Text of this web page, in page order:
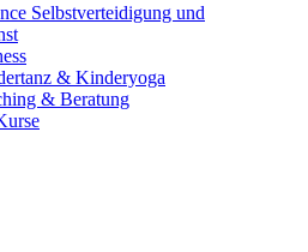
Selbstverteidigung und
& Kinderyoga
& Beratung